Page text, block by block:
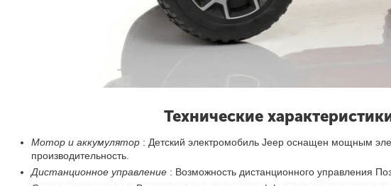
Технические
Мотор и аккумулятор : Детский электромобиль Jeep оснащен мощным
производительность.
Дистанционное управление : Возможность дистанционного управления